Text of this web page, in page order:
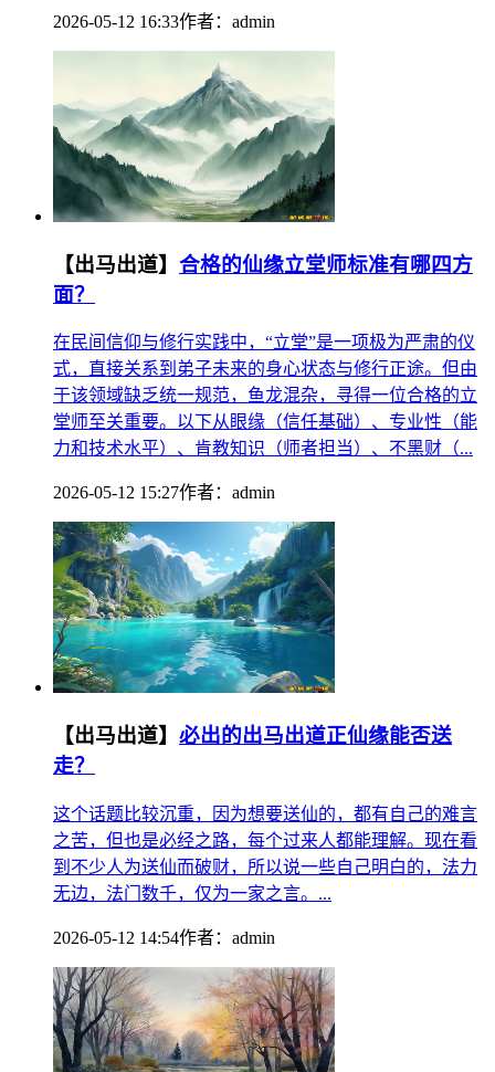
2026-05-12 16:33作者： admin
【出马出道】 合格的仙缘立堂师标准有哪四方
面？
在民间信仰与修行实践中，“立堂”是一项极为严肃的仪
式，直接关系到弟子未来的身心状态与修行正途。但由
于该领域缺乏统一规范，鱼龙混杂，寻得一位合格的立
堂师至关重要。以下从眼缘（信任基础）、专业性（能
力和技术水平）、肯教知识（师者担当）、不黑财（...
2026-05-12 15:27作者： admin
【出马出道】 必出的出马出道正仙缘能否送
走？
这个话题比较沉重，因为想要送仙的，都有自己的难言
之苦，但也是必经之路，每个过来人都能理解。现在看
到不少人为送仙而破财，所以说一些自己明白的，法力
无边，法门数千，仅为一家之言。...
2026-05-12 14:54作者： admin